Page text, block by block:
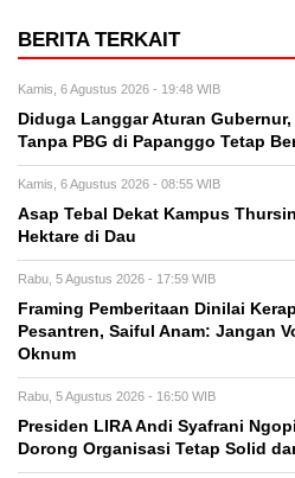
BERITA TERKAIT
Kamis, 6 Agustus 2026 - 19:48 WIB
Diduga Langgar Aturan
Tanpa PBG di Papanggo Tetap
Kamis, 6 Agustus 2026 - 08:55 WIB
Asap Tebal Dekat Kampus
Hektare di Dau
Rabu, 5 Agustus 2026 - 17:59 WIB
Framing Pemberitaan Dinilai
Pesantren, Saiful Anam: Jangan
Oknum
Rabu, 5 Agustus 2026 - 16:50 WIB
Presiden LIRA Andi Syafrani
Dorong Organisasi Tetap Solid